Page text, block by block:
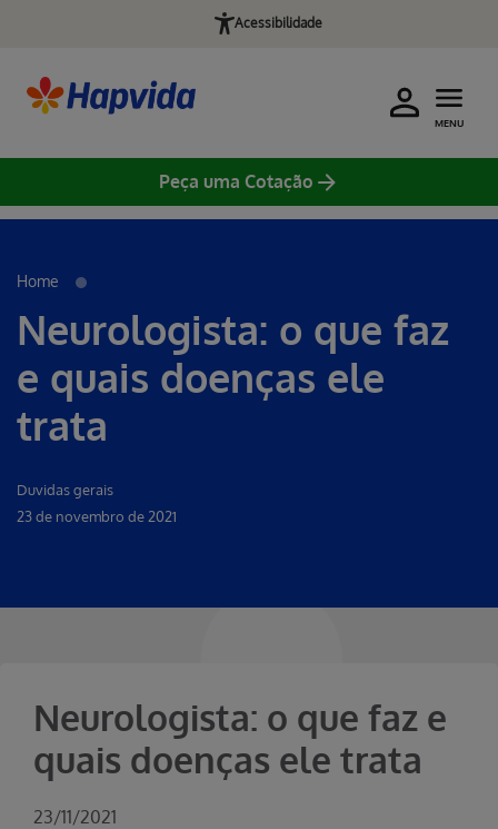
Acessibilidade
MENU
Peça uma Cotação
Erro ao incluir fragmento
Home
Neurologista: o que faz
e quais doenças ele
trata
Duvidas gerais
23 de novembro de 2021
Neurologista: o que faz e
quais doenças ele trata
23/11/2021